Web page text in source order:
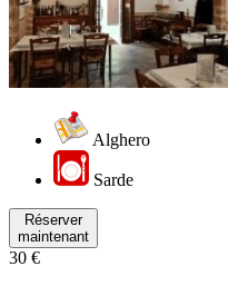
Alghero
Sarde
Réserver
maintenant
30 €